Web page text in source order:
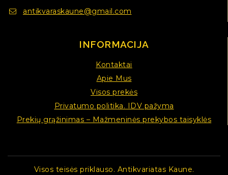
antikvaraskaune@gmail.com
INFORMACIJA
Kontaktai
Apie Mus
Visos prekės
Privatumo politika. IDV pažyma
Prekių grąžinimas – Mažmeninės prekybos taisyklės
Visos teisės priklauso. Antikvariatas Kaune.